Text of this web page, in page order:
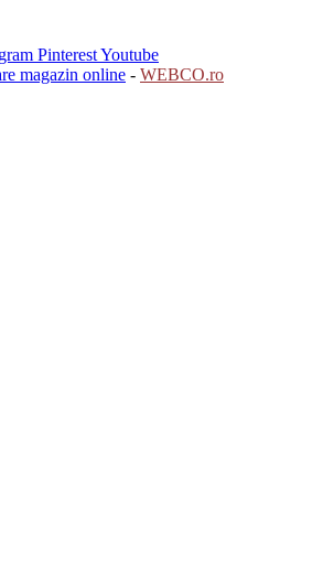
PinterestYoutube
magazin online - WEBCO.ro